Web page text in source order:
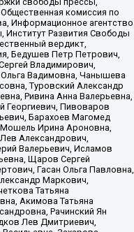
комиссия по
Информационное агентство
Институт Развития Свободы
вердикт,
Бедушев Петр Петрович,
Владимирович,
Вадимовна, Чанышева
Туровский Александр
Ривина Анна Валерьевна,
Георгиевич, Пивоваров
Барахоев Магомед
Ирина Ароновна,
Александрович,
Валерьевич, Исламов
Щаров Сергей
Гасан Ольга Павловна,
Маркович,
Татьяна
Акимова Татьяна
Рачинский Ян
Лев Дмитриевич,